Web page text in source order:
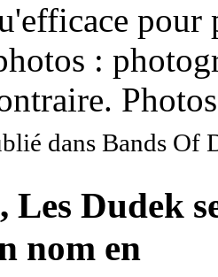
pour
:
dans Bands Of
Les Dudek
nom en